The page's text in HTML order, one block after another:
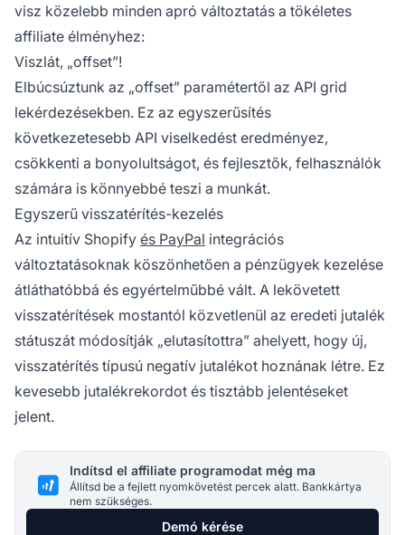
visz közelebb minden apró változtatás a tökéletes
affiliate élményhez:
Viszlát, „offset”!
Elbúcsúztunk az „offset” paramétertől az API grid
lekérdezésekben. Ez az egyszerűsítés
következetesebb API viselkedést eredményez,
csökkenti a bonyolultságot, és fejlesztők, felhasználók
számára is könnyebbé teszi a munkát.
Egyszerű visszatérítés-kezelés
Az intuitív Shopify és PayPal integrációs
változtatásoknak köszönhetően a pénzügyek kezelése
átláthatóbbá és egyértelműbbé vált. A lekövetett
visszatérítések mostantól közvetlenül az eredeti jutalék
státuszát módosítják „elutasítottra” ahelyett, hogy új,
visszatérítés típusú negatív jutalékot hoznának létre. Ez
kevesebb jutalékrekordot és tisztább jelentéseket
jelent.
Indítsd el affiliate programodat még ma
Állítsd be a fejlett nyomkövetést percek alatt. Bankkártya
nem szükséges.
Demó kérése